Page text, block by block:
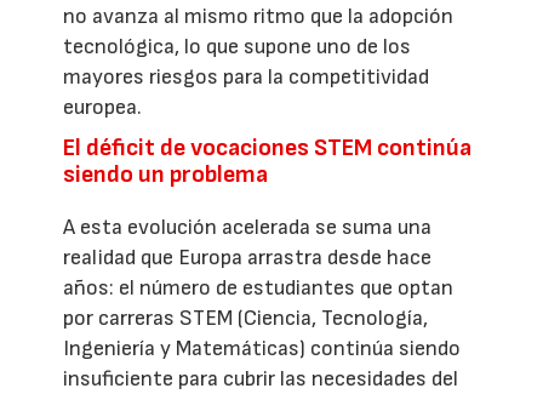
no avanza al mismo ritmo que la adopción
tecnológica, lo que supone uno de los
mayores riesgos para la competitividad
europea.
El déficit de vocaciones STEM continúa
siendo un problema
A esta evolución acelerada se suma una
realidad que Europa arrastra desde hace
años: el número de estudiantes que optan
por carreras STEM (Ciencia, Tecnología,
Ingeniería y Matemáticas) continúa siendo
insuficiente para cubrir las necesidades del